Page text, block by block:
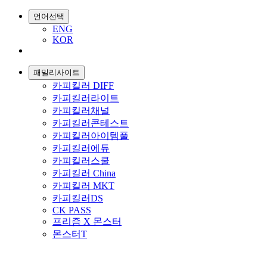
언어선택
ENG
KOR
패밀리사이트
카피킬러 DIFF
카피킬러라이트
카피킬러채널
카피킬러콘테스트
카피킬러아이템풀
카피킬러에듀
카피킬러스쿨
카피킬러 China
카피킬러 MKT
카피킬러DS
CK PASS
프리즘 X 몬스터
몬스터T